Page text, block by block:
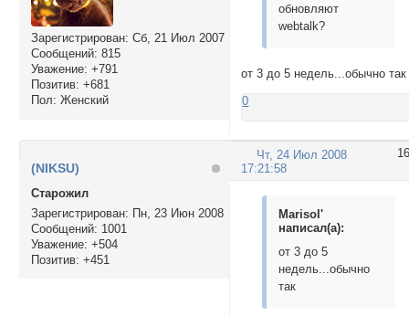
Зарегистрирован: Сб, 21 Июл 2007
Сообщений: 815
Уважение: +791
Позитив: +681
Пол: Женский
обновляют
webtalk?
от 3 до 5 недель...обычно так
0
16
Чт, 24 Июл 2008
17:21:58
(NIKSU)
Cтарожил
Зарегистрирован: Пн, 23 Июн 2008
Сообщений: 1001
Уважение: +504
Позитив: +451
Marisol'
написал(а):
от 3 до 5
недель...обычно
так